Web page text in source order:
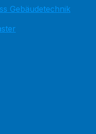
Gebäudetechnik